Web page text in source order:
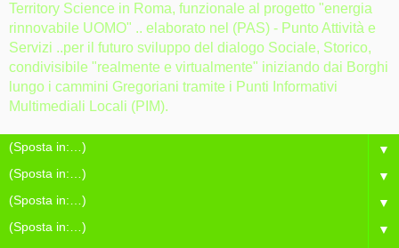
Territory Science in Roma, funzionale al progetto "energia
rinnovabile UOMO" .. elaborato nel (PAS) - Punto Attività e
Servizi ..per il futuro sviluppo del dialogo Sociale, Storico,
condivisibile "realmente e virtualmente" iniziando dai Borghi
lungo i cammini Gregoriani tramite i Punti Informativi
Multimediali Locali (PIM).
▼
▼
▼
▼